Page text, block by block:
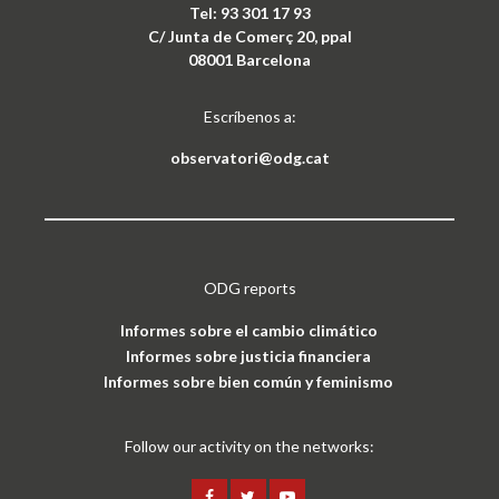
Tel: 93 301 17 93
C/ Junta de Comerç 20, ppal
08001 Barcelona
Escríbenos a:
observatori@odg.cat
ODG reports
Informes sobre el cambio climático
Informes sobre justicia financiera
Informes sobre bien común y feminismo
Follow our activity on the networks: